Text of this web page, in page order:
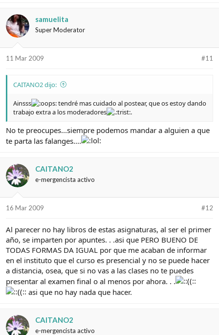
samuelita
Super Moderator
11 Mar 2009 #11
CAITANO2 dijo:
Ainsss
tendré mas cuidado al postear, que os estoy dando
trabajo extra a los moderadores
No te preocupes...siempre podemos mandar a alguien a que
te parta las falanges....
CAITANO2
e-mergencista activo
16 Mar 2009 #12
Al parecer no hay libros de estas asignaturas, al ser el primer
año, se imparten por apuntes. . .asi que PERO BUENO DE
TODAS FORMAS DA IGUAL por que me acaban de informar
en el instituto que el curso es presencial y no se puede hacer
a distancia, osea, que si no vas a las clases no te puedes
presentar al examen final o al menos por ahora. . .
asi que no hay nada que hacer.
CAITANO2
e-mergencista activo